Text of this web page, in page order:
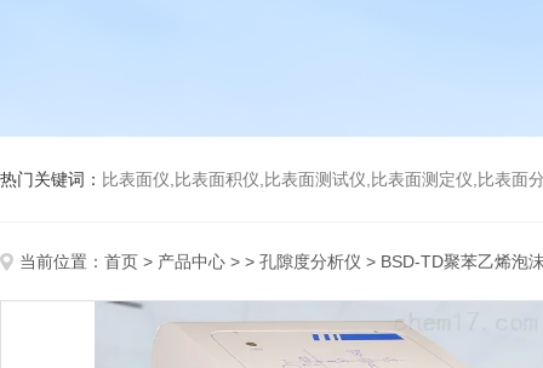
热门关键词： 比表面仪,比表面积仪,比表面测试仪,比表面测定仪,比表面分析仪,比表
当前位置： 首页 > 产品中心 > > 孔隙度分析仪 > BSD-TD聚苯乙烯泡